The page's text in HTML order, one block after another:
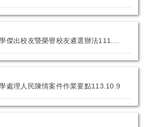
國立東華大學傑出校友暨榮譽校友遴選辦法111.10.19
處理人民陳情案件作業要點113.10.9